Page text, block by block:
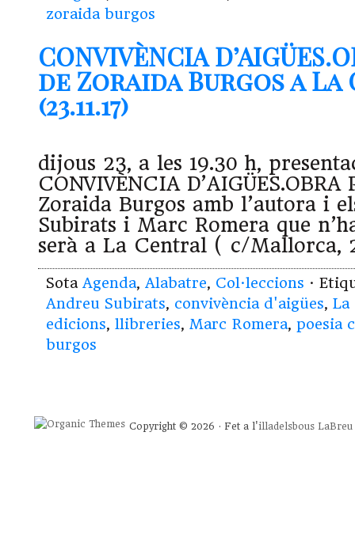
zoraida burgos
CONVIVÈNCIA
de Zoraida Burgos a
(23.11.17)
dijous 23, a les 19.30 h,
CONVIVÈNCIA D’AIGÜES.OBRA
Zoraida Burgos amb l’autora i
Subirats i Marc Romera que
serà a La Central ( c/Mallorca,
Sota Agenda, Alabatre, Col·leccions ·
Andreu Subirats, convivència d'aigües, La
edicions, llibreries, Marc Romera, poesia
burgos
Copyright © 2026 · Fet a l'illadelsbous